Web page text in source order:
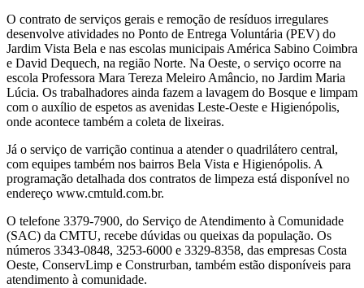
O contrato de serviços gerais e remoção de resíduos irregulares
desenvolve atividades no Ponto de Entrega Voluntária (PEV) do
Jardim Vista Bela e nas escolas municipais América Sabino Coimbra
e David Dequech, na região Norte. Na Oeste, o serviço ocorre na
escola Professora Mara Tereza Meleiro Amâncio, no Jardim Maria
Lúcia. Os trabalhadores ainda fazem a lavagem do Bosque e limpam
com o auxílio de espetos as avenidas Leste-Oeste e Higienópolis,
onde acontece também a coleta de lixeiras.
Já o serviço de varrição continua a atender o quadrilátero central,
com equipes também nos bairros Bela Vista e Higienópolis. A
programação detalhada dos contratos de limpeza está disponível no
endereço www.cmtuld.com.br.
O telefone 3379-7900, do Serviço de Atendimento à Comunidade
(SAC) da CMTU, recebe dúvidas ou queixas da população. Os
números 3343-0848, 3253-6000 e 3329-8358, das empresas Costa
Oeste, ConservLimp e Construrban, também estão disponíveis para
atendimento à comunidade.